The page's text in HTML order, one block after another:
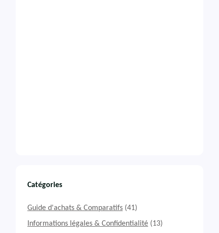
Catégories
Guide d'achats & Comparatifs (41)
Informations légales & Confidentialité (13)